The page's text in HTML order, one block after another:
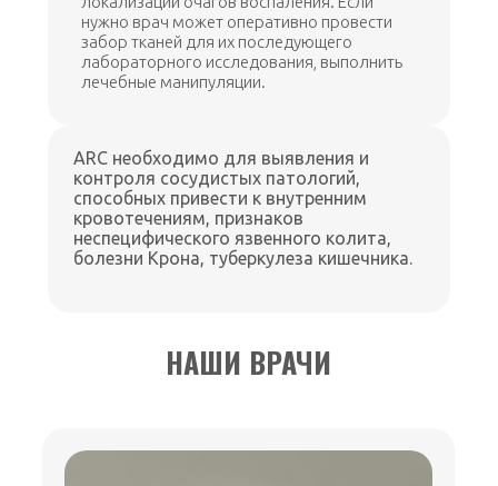
нужно врач может оперативно провести
забор тканей для их последующего
лабораторного исследования, выполнить
лечебные манипуляции.
ARC необходимо для выявления и
контроля сосудистых патологий,
способных привести к внутренним
кровотечениям, признаков
неспецифического язвенного колита,
болезни Крона, туберкулеза кишечника.
НАШИ ВРАЧИ